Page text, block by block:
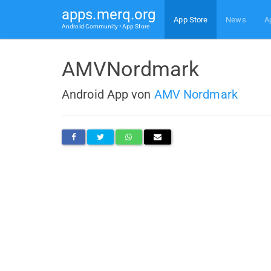
apps.merq.org
Android Community • App Store
App Store News
AMVNordmark
Android App von AMV Nordmark